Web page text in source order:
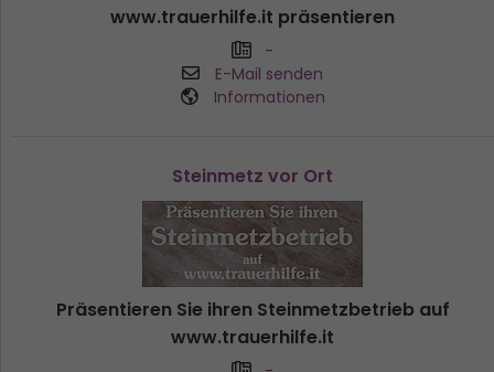
www.trauerhilfe.it präsentieren
-
E-Mail senden
Informationen
Steinmetz vor Ort
Präsentieren Sie ihren Steinmetzbetrieb auf
www.trauerhilfe.it